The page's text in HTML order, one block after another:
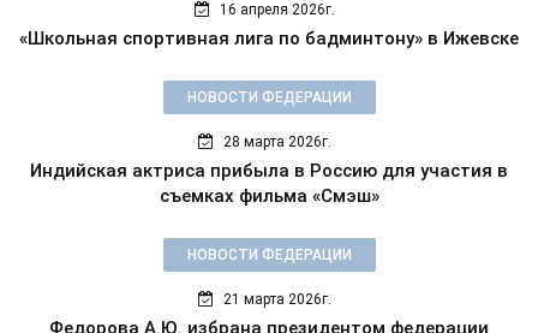
16 апреля 2026г.
«Школьная спортивная лига по бадминтону» в Ижевске
НОВОСТИ ФЕДЕРАЦИИ
28 марта 2026г.
Индийская актриса прибыла в Россию для участия в
съемках фильма «Смэш»
НОВОСТИ ФЕДЕРАЦИИ
21 марта 2026г.
Федорова А.Ю. избрана президентом федерации